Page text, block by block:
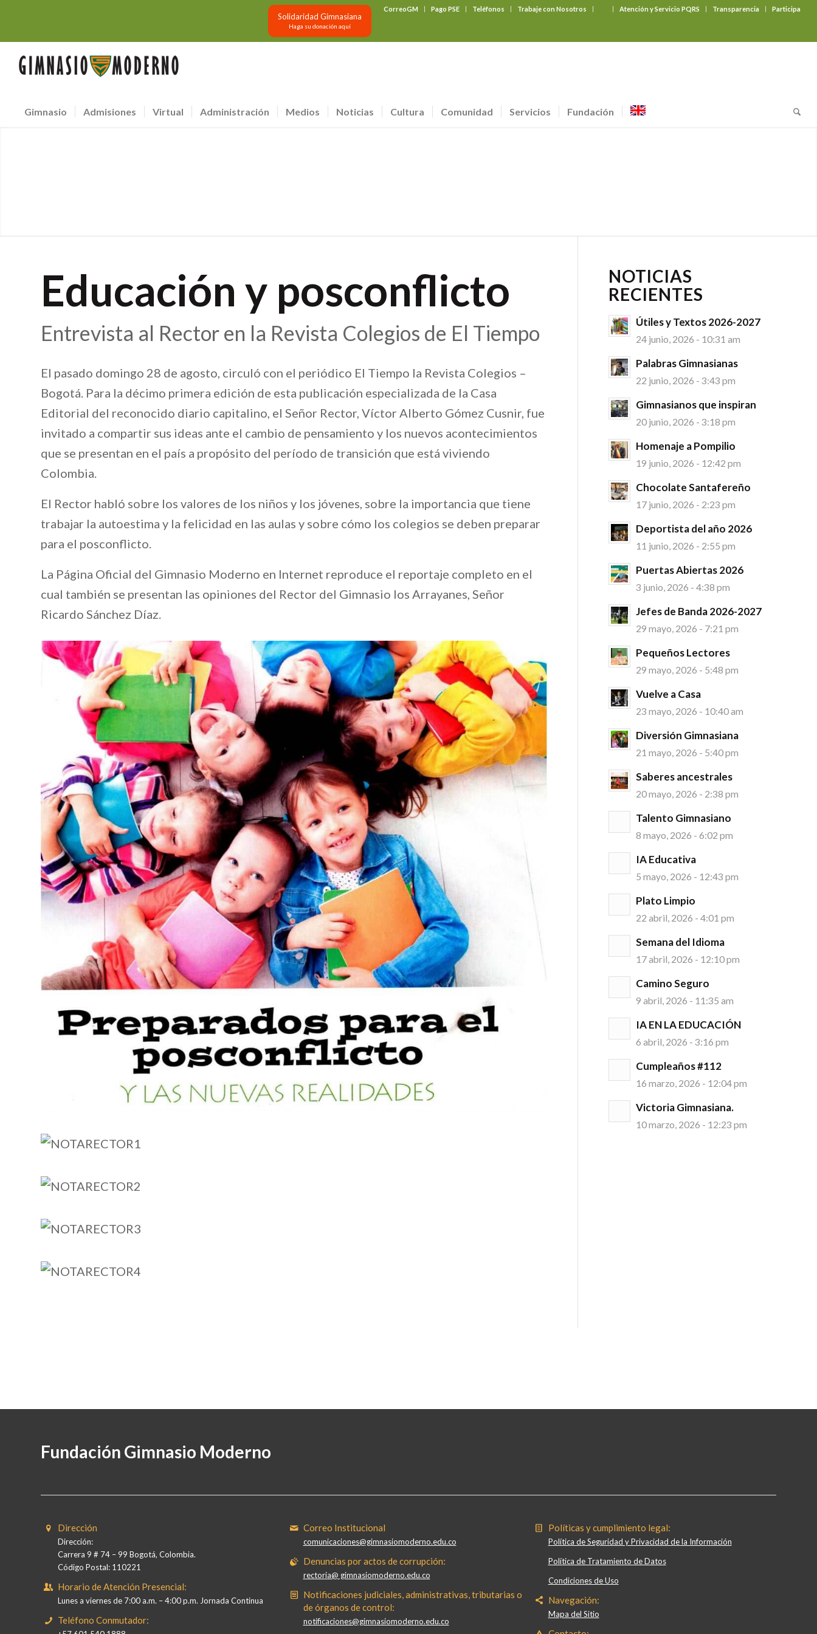
CorreoGM Pago PSE Teléfonos Trabaje con Nosotros Atención y Servicio PQRS Transparencia Participa
Solidaridad Gimnasiana
Haga su donación aquí
Gimnasio Admisiones Virtual Administración Medios Noticias Cultura Comunidad Servicios Fundación
Educación y posconflicto
Entrevista al Rector en la Revista Colegios de El Tiempo
El pasado domingo 28 de agosto, circuló con el periódico El Tiempo la Revista Colegios –
Bogotá. Para la décimo primera edición de esta publicación especializada de la Casa
Editorial del reconocido diario capitalino, el Señor Rector, Víctor Alberto Gómez Cusnir, fue
invitado a compartir sus ideas ante el cambio de pensamiento y los nuevos acontecimientos
que se presentan en el país a propósito del período de transición que está viviendo
Colombia.
El Rector habló sobre los valores de los niños y los jóvenes, sobre la importancia que tiene
trabajar la autoestima y la felicidad en las aulas y sobre cómo los colegios se deben preparar
para el posconflicto.
La Página Oficial del Gimnasio Moderno en Internet reproduce el reportaje completo en el
cual también se presentan las opiniones del Rector del Gimnasio los Arrayanes, Señor
Ricardo Sánchez Díaz.
NOTICIAS
RECIENTES
Útiles y Textos 2026-2027
24 junio, 2026 - 10:31 am
Palabras Gimnasianas
22 junio, 2026 - 3:43 pm
Gimnasianos que inspiran
20 junio, 2026 - 3:18 pm
Homenaje a Pompilio
19 junio, 2026 - 12:42 pm
Chocolate Santafereño
17 junio, 2026 - 2:23 pm
Deportista del año 2026
11 junio, 2026 - 2:55 pm
Puertas Abiertas 2026
3 junio, 2026 - 4:38 pm
Jefes de Banda 2026-2027
29 mayo, 2026 - 7:21 pm
Pequeños Lectores
29 mayo, 2026 - 5:48 pm
Vuelve a Casa
23 mayo, 2026 - 10:40 am
Diversión Gimnasiana
21 mayo, 2026 - 5:40 pm
Saberes ancestrales
20 mayo, 2026 - 2:38 pm
Talento Gimnasiano
8 mayo, 2026 - 6:02 pm
IA Educativa
5 mayo, 2026 - 12:43 pm
Plato Limpio
22 abril, 2026 - 4:01 pm
Semana del Idioma
17 abril, 2026 - 12:10 pm
Camino Seguro
9 abril, 2026 - 11:35 am
IA EN LA EDUCACIÓN
6 abril, 2026 - 3:16 pm
Cumpleaños #112
16 marzo, 2026 - 12:04 pm
Victoria Gimnasiana.
10 marzo, 2026 - 12:23 pm
Fundación Gimnasio Moderno
Dirección
Dirección:
Carrera 9 # 74 – 99 Bogotá, Colombia.
Código Postal: 110221
Horario de Atención Presencial:
Lunes a viernes de 7:00 a.m. – 4:00 p.m. Jornada Continua
Teléfono Conmutador:
Correo Institucional
comunicaciones@gimnasiomoderno.edu.co
Denuncias por actos de corrupción:
rectoria@ gimnasiomoderno.edu.co
Notificaciones judiciales, administrativas, tributarias o
de órganos de control:
notificaciones@gimnasiomoderno.edu.co
Políticas y cumplimiento legal:
Política de Seguridad y Privacidad de la Información
Política de Tratamiento de Datos
Condiciones de Uso
Navegación:
Mapa del Sitio